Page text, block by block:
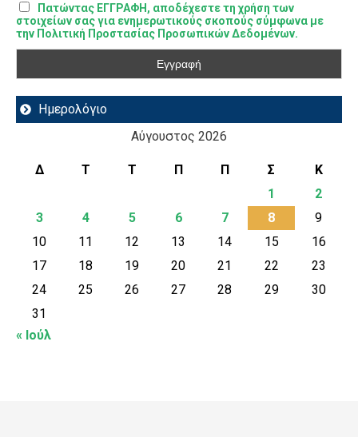
Πατώντας ΕΓΓΡΑΦΗ, αποδέχεστε τη χρήση των
στοιχείων σας για ενημερωτικούς σκοπούς σύμφωνα με
την Πολιτική Προστασίας Προσωπικών Δεδομένων.
Ημερολόγιο
Αύγουστος 2026
Δ Τ Τ Π Π Σ
Κ
1
2
3
4 5 6 7 8
9
10
11 12 13 14 15
16
17
18 19 20 21 22
23
24
25 26 27 28 29
30
31
« Ιούλ